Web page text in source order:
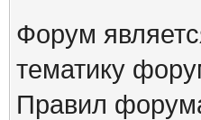
Форум
тематику
Правил